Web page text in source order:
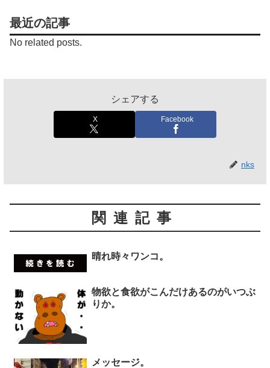
最近の記事
No related posts.
シェアする
X Facebook
nks
関連記事
晴れ時々ワンコ。
物欲と食欲がこんだけあるのがいつぶ
りか。
メッセージ。